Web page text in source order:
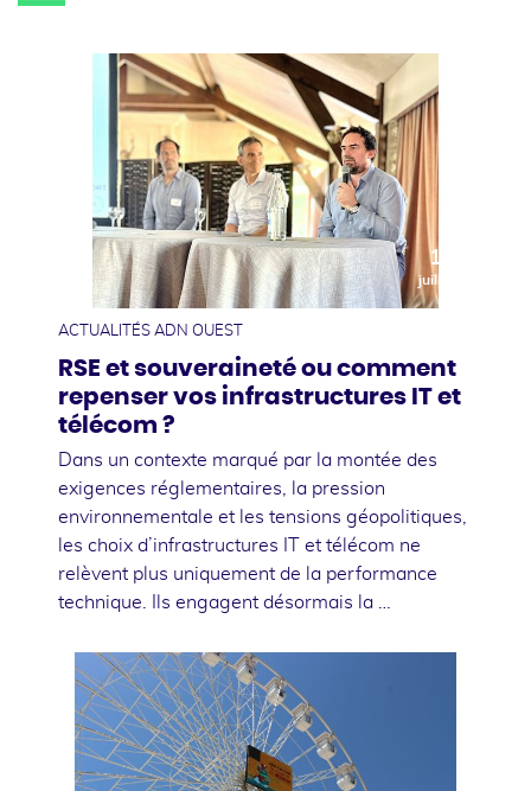
10
juillet
ACTUALITÉS ADN OUEST
RSE et souveraineté ou comment
repenser vos infrastructures IT et
télécom ?
Dans un contexte marqué par la montée des
exigences réglementaires, la pression
environnementale et les tensions géopolitiques,
les choix d’infrastructures IT et télécom ne
relèvent plus uniquement de la performance
technique. Ils engagent désormais la …